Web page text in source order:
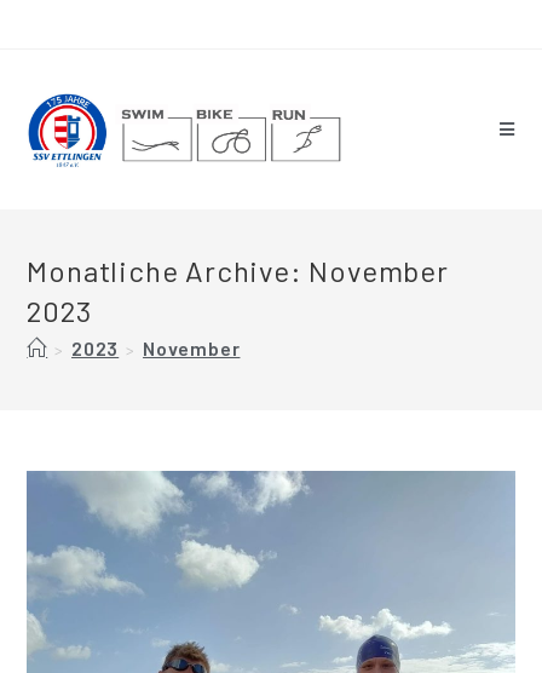
Monatliche Archive: November
2023
> 2023 > November